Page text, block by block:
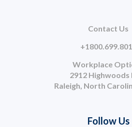
Contact Us
Workplace
2912 Highwoods
Raleigh, North
Follow Us